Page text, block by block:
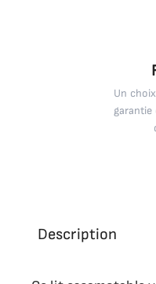
Un
garantie
Description